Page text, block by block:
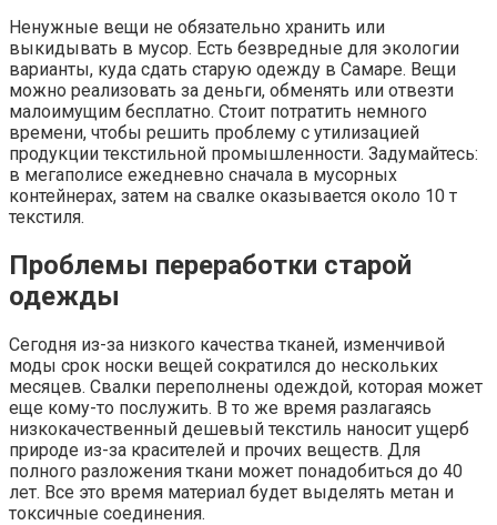
Ненужные вещи не обязательно хранить или
выкидывать в мусор. Есть безвредные для экологии
варианты, куда сдать старую одежду в Самаре. Вещи
можно реализовать за деньги, обменять или отвезти
малоимущим бесплатно. Стоит потратить немного
времени, чтобы решить проблему с утилизацией
продукции текстильной промышленности. Задумайтесь:
в мегаполисе ежедневно сначала в мусорных
контейнерах, затем на свалке оказывается около 10 т
текстиля.
Проблемы переработки старой
одежды
Сегодня из-за низкого качества тканей, изменчивой
моды срок носки вещей сократился до нескольких
месяцев. Свалки переполнены одеждой, которая может
еще кому-то послужить. В то же время разлагаясь
низкокачественный дешевый текстиль наносит ущерб
природе из-за красителей и прочих веществ. Для
полного разложения ткани может понадобиться до 40
лет. Все это время материал будет выделять метан и
токсичные соединения.